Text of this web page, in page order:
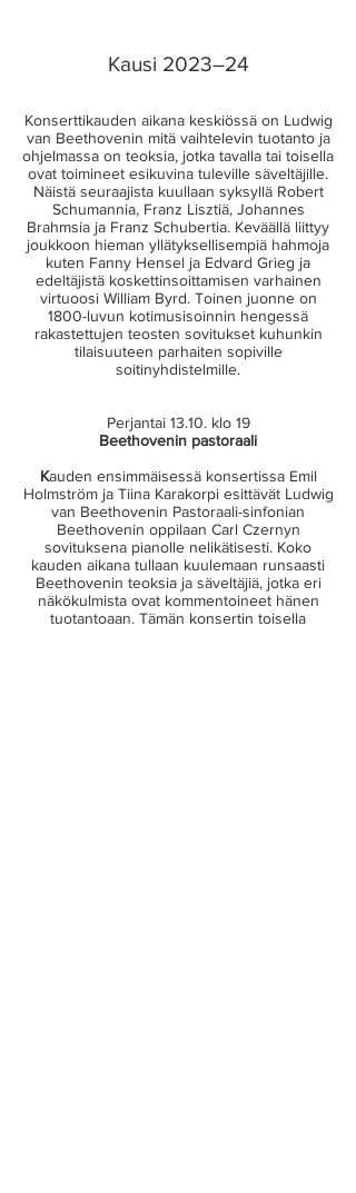
Kausi 2023–24
Konserttikauden aikana keskiössä on Ludwig
van Beethovenin mitä vaihtelevin tuotanto ja
ohjelmassa on teoksia, jotka tavalla tai toisella
ovat toimineet esikuvina tuleville säveltäjille.
Näistä seuraajista kuullaan syksyllä Robert
Schumannia, Franz Lisztiä, Johannes
Brahmsia ja Franz Schubertia. Keväällä liittyy
joukkoon hieman yllätyksellisempiä hahmoja
kuten Fanny Hensel ja Edvard Grieg ja
edeltäjistä koskettinsoittamisen varhainen
virtuoosi William Byrd. Toinen juonne on
1800-luvun kotimusisoinnin hengessä
rakastettujen teosten sovitukset kuhunkin
tilaisuuteen parhaiten sopiville
soitinyhdistelmille.
Perjantai 13.10. klo 19
Beethovenin pastoraali
Kauden ensimmäisessä konsertissa Emil
Holmström ja Tiina Karakorpi esittävät Ludwig
van Beethovenin Pastoraali-sinfonian
Beethovenin oppilaan Carl Czernyn
sovituksena pianolle nelikätisesti. Koko
kauden aikana tullaan kuulemaan runsaasti
Beethovenin teoksia ja säveltäjiä, jotka eri
näkökulmista ovat kommentoineet hänen
tuotantoaan. Tämän konsertin toisella